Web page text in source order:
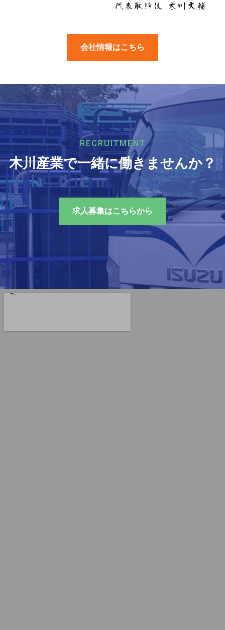
会社情報はこちら
RECRUITMENT
木川産業で一緒に働きませんか？
求人募集はこちらから